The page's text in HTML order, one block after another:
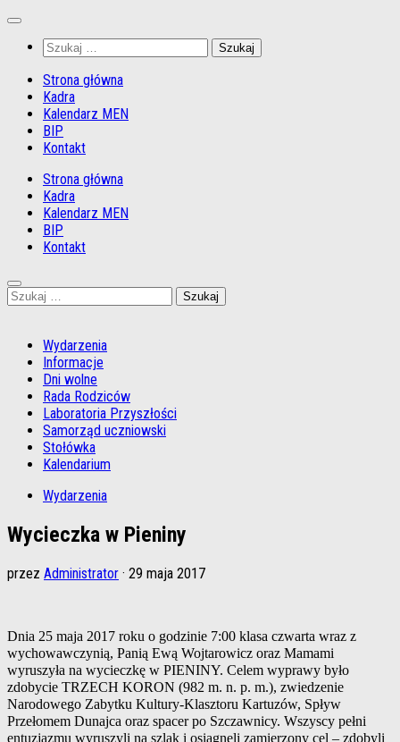
Przejdź
treści
Szukaj:
Strona główna
Kadra
Kalendarz MEN
BIP
Kontakt
Strona główna
Kadra
Kalendarz MEN
BIP
Kontakt
Szukaj:
Wydarzenia
Informacje
Dni wolne
Rada Rodziców
Laboratoria Przyszłości
Samorząd uczniowski
Stołówka
Kalendarium
Wydarzenia
Wycieczka w Pieniny
przez Administrator · 29 maja 2017
Dnia 25 maja 2017 roku o godzinie 7:00 klasa czwarta wraz z
wychowawczynią, Panią Ewą Wojtarowicz oraz Mamami
wyruszyła na wycieczkę w PIENINY. Celem wyprawy było
zdobycie TRZECH KORON (982 m. n. p. m.), zwiedzenie
Narodowego Zabytku Kultury-Klasztoru Kartuzów, Spływ
Przełomem Dunajca oraz spacer po Szczawnicy. Wszyscy pełni
entuzjazmu wyruszyli na szlak i osiągnęli zamierzony cel – zdobyli